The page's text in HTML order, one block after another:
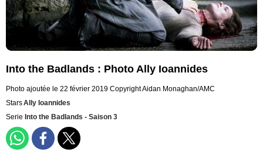
Into the Badlands : Photo Ally Ioannides
Photo ajoutée le 22 février 2019 Copyright Aidan Monaghan/AMC
StarsAlly Ioannides
Serie Into the Badlands - Saison 3